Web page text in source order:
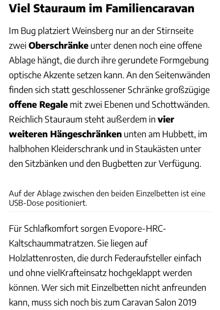
Viel Stauraum im Familiencaravan
Im Bug platziert Weinsberg nur an der Stirnseite
zwei Oberschränke unter denen noch eine offene
Ablage hängt, die durch ihre gerundete Formgebung
optische Akzente setzen kann. An den Seitenwänden
finden sich statt geschlossener Schränke großzügige
offene Regale mit zwei Ebenen und Schottwänden.
Reichlich Stauraum steht außerdem in vier
weiteren Hängeschränken unten am Hubbett, im
halbhohen Kleiderschrank und in Staukästen unter
den Sitzbänken und den Bugbetten zur Verfügung.
Auf der Ablage zwischen den beiden Einzelbetten ist eine
USB-Dose positioniert.
Für Schlafkomfort sorgen Evopore-HRC-
Kaltschaummatratzen. Sie liegen auf
Holzlattenrosten, die durch Federaufsteller einfach
und ohne vielKrafteinsatz hochgeklappt werden
können. Wer sich mit Einzelbetten nicht anfreunden
kann, muss sich noch bis zum Caravan Salon 2019